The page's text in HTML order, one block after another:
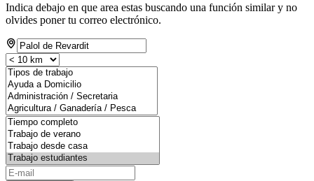
Indica debajo en que area estas buscando una función similar y no
olvides poner tu correo electrónico.